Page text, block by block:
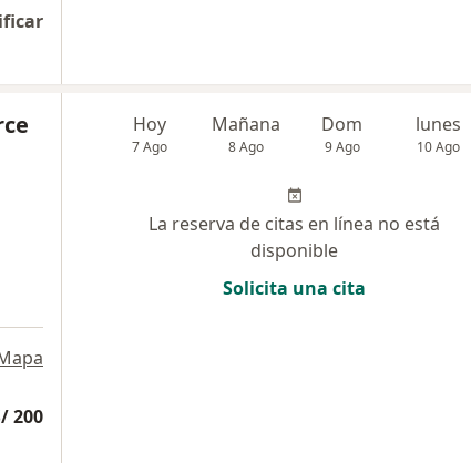
200
Hoy
7 Ago
Mañana
8 Ago
Dom
9 Ago
lunes
10 Ago
La reserva de citas en línea no está
disponible
Solicita una cita